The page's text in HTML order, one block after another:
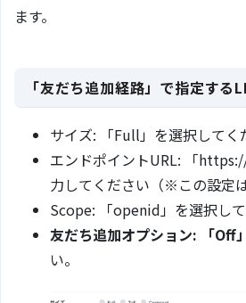
ます。
「友だち追加経路」で指定する
サイズ: 「Full」を選択してく
エンドポイントURL: 「
力してください（※この設定
Scope: 「openid」を選択し
友だち追加オプション: 「Off
い。